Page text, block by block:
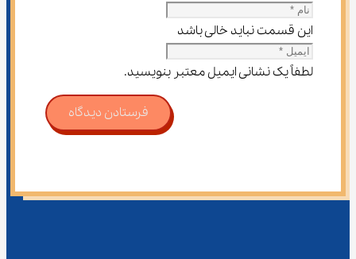
این قسمت نباید خالی باشد
لطفاً یک نشانی ایمیل معتبر بنویسید.
فرستادن دیدگاه